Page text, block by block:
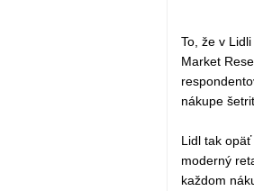
To, že v
Market
nákupe
Lidl tak
moderný
každom